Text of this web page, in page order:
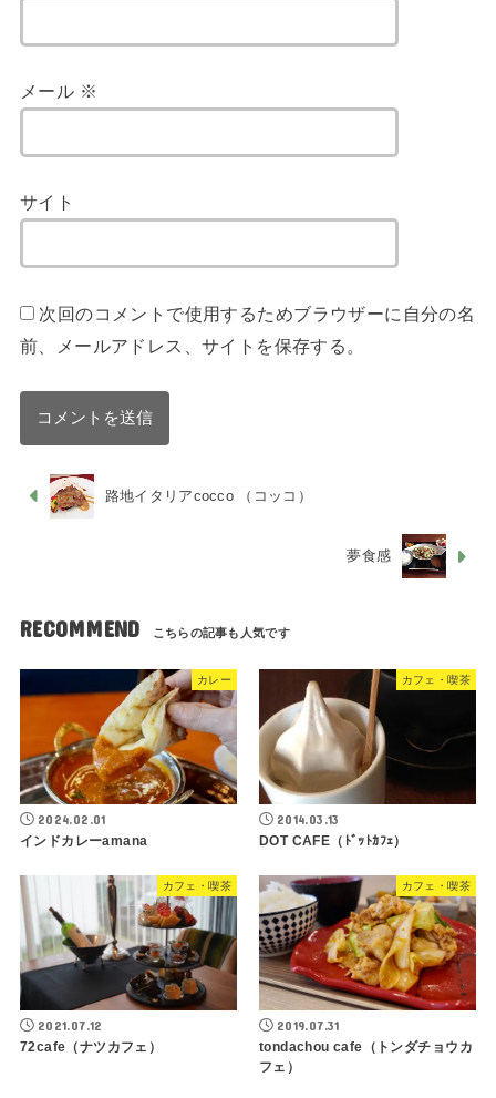
メール ※
サイト
次回のコメントで使用するためブラウザーに自分の名
前、メールアドレス、サイトを保存する。
路地イタリアcocco （コッコ）
夢食感
RECOMMEND
カレー
2024.02.01
インドカレーamana
カフェ・喫茶
2014.03.13
DOT CAFE（ﾄﾞｯﾄｶﾌｪ）
カフェ・喫茶
2021.07.12
72cafe（ナツカフェ）
カフェ・喫茶
2019.07.31
tondachou cafe（トンダチョウカ
フェ）